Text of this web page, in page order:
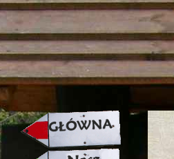
strona w